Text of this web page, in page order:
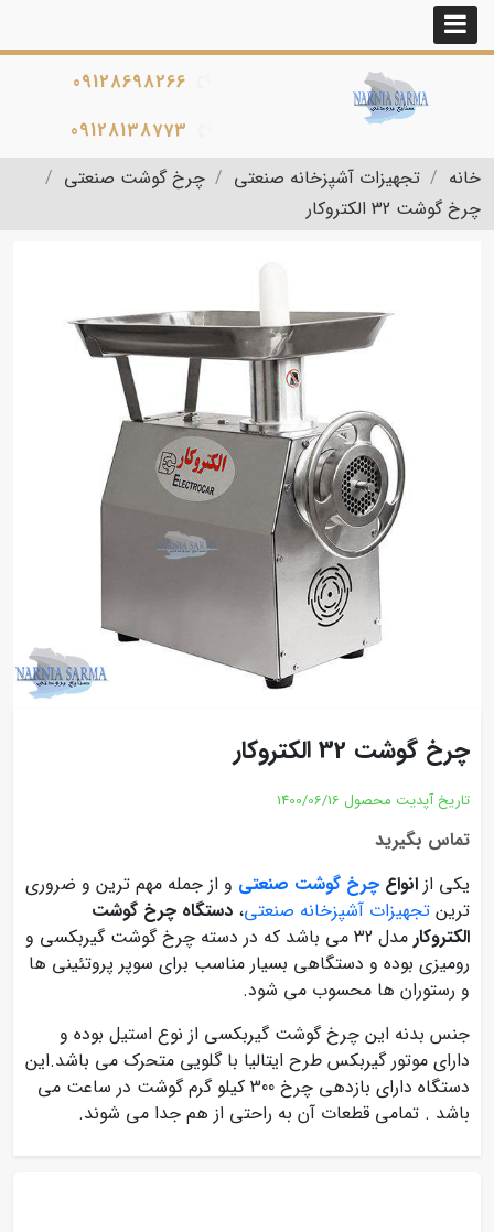
09128698266
09128138773
خانه
تجهیزات آشپزخانه صنعتی
چرخ گوشت صنعتی
چرخ گوشت 32 الکتروکار
چرخ گوشت 32 الکتروکار
تاریخ آپدیت محصول 1400/06/16
تماس بگیرید
یکی از انواع چرخ گوشت صنعتی و از جمله مهم ترین و ضروری
ترین تجهیزات آشپزخانه صنعتی، دستگاه چرخ گوشت
الکتروکار
مدل 32 می باشد که در دسته چرخ گوشت گیربکسی و
رومیزی بوده و دستگاهی بسیار مناسب برای سوپر پروتئینی ها
و رستوران ها محسوب می شود.
جنس بدنه این چرخ گوشت گیربکسی از نوع استیل بوده و
دارای موتور گیربکس طرح ایتالیا با گلویی متحرک می باشد.این
دستگاه دارای بازدهی چرخ 300 کیلو گرم گوشت در ساعت می
باشد . تمامی قطعات آن به راحتی از هم جدا می شوند.